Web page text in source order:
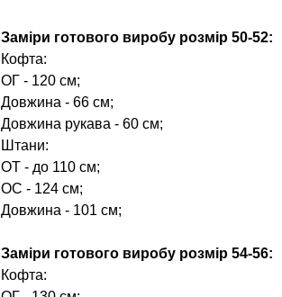
Заміри готового виробу розмір 50-52:
Кофта:
ОГ - 120 см;
Довжина - 66 см;
Довжина рукава - 60 см;
Штани:
ОТ - до 110 см;
ОС - 124 см;
Довжина - 101 см;
Заміри готового виробу розмір 54-56:
Кофта: